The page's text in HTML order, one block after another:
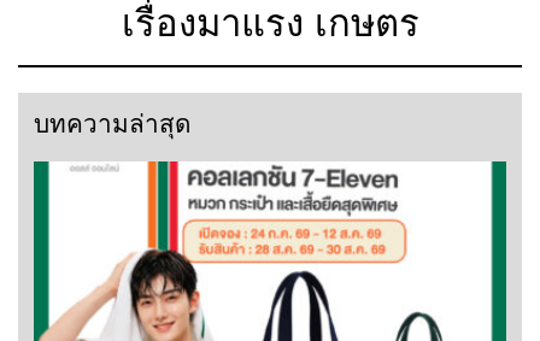
เรื่องมาแรง เกษตร
บทความล่าสุด